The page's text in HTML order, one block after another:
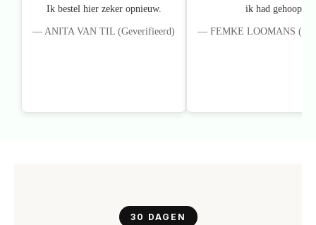
Ik bestel hier zeker opnieuw.
— ANITA VAN TIL (Geverifieerd)
ik had gehoopt.
— FEMKE LOOMANS
30 DAGEN